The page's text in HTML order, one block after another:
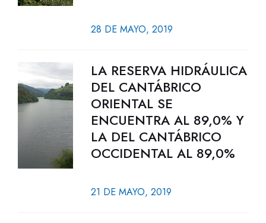
28 DE MAYO, 2019
LA RESERVA HIDRÁULICA
DEL CANTÁBRICO
ORIENTAL SE
ENCUENTRA AL 89,0% Y
LA DEL CANTÁBRICO
OCCIDENTAL AL 89,0%
21 DE MAYO, 2019